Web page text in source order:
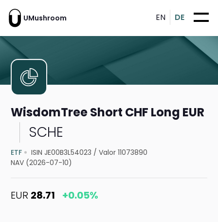
UMushroom EN DE
WisdomTree Short CHF Long EUR
SCHE
ETF ISIN JE00B3L54023 /Valor 11073890
NAV (2026-07-10)
EUR 28.71 +0.05%